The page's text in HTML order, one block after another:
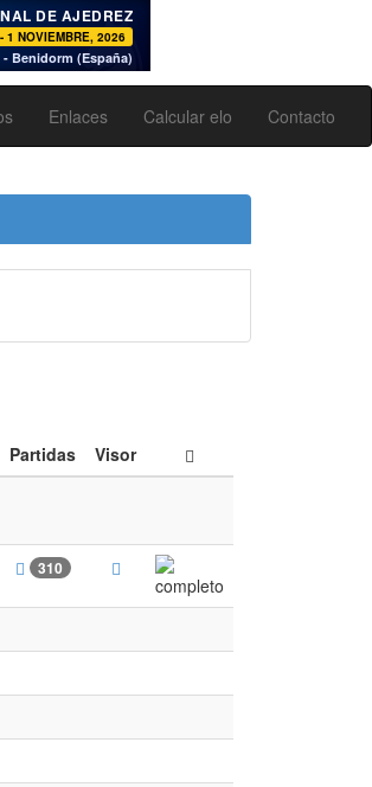
♞
DE AJEDREZ
1 NOVIEMBRE, 2026
- Benidorm (España)
Enlaces Calcular elo Contacto
Partidas Visor
310